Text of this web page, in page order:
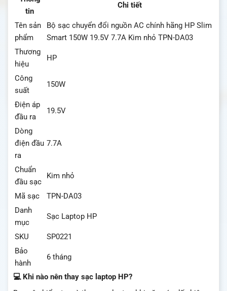
tin
Chi tiết
Tên sản
phẩm
Bộ sạc chuyển đổi nguồn AC chính hãng HP Slim
Smart 150W 19.5V 7.7A Kim nhỏ TPN-DA03
Thương
hiệu
HP
Công
suất
150W
Điện áp
đầu ra
19.5V
Dòng
điện đầu
ra
7.7A
Chuẩn
đầu sạc
Kim nhỏ
Mã sạc
TPN-DA03
Danh
mục
Sạc Laptop HP
SKU
SP0221
Bảo
hành
6 tháng
💻 Khi nào nên thay sạc laptop HP?